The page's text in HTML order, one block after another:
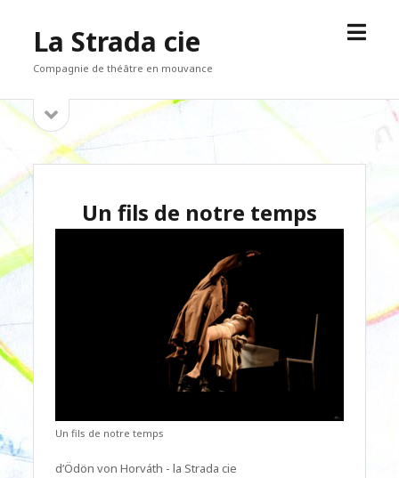
La Strada cie
Compagnie de théâtre en mouvance
open
Sidebar
sidebar
Un fils de notre temps
Un fils de notre temps
d’Ödön von Horváth - la Strada cie